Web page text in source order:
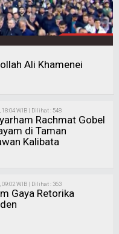
Ali Khamenei
18:04 WIB | Dilihat : 548
Rachmat Gobel
di Taman
Kalibata
09:02 WIB | Dilihat : 363
Gaya Retorika